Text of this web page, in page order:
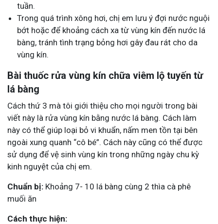
tuần.
Trong quá trình xông hơi, chị em lưu ý đợi nước nguội
bớt hoặc để khoảng cách xa từ vùng kín đến nước lá
bàng, tránh tình trạng bỏng hơi gây đau rát cho da
vùng kín.
Bài thuốc rửa vùng kín chữa viêm lộ tuyến từ
lá bàng
Cách thứ 3 mà tôi giới thiệu cho mọi người trong bài
viết này là rửa vùng kín bằng nước lá bàng. Cách làm
này có thể giúp loại bỏ vi khuẩn, nấm men tồn tại bên
ngoài xung quanh “cô bé”. Cách này cũng có thể được
sử dụng để vệ sinh vùng kín trong những ngày chu kỳ
kinh nguyệt của chị em.
Chuẩn bị: Khoảng 7- 10 lá bàng cùng 2 thìa cà phê
muối ăn
Cách thực hiện: